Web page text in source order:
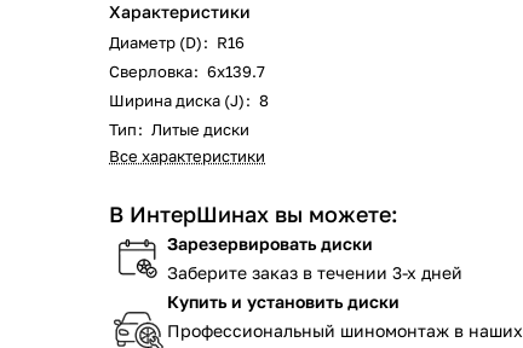
Характеристики
Диаметр (D): R16
Сверловка: 6х139.7
Ширина диска (J): 8
Тип: Литые диски
Все характеристики
В ИнтерШинах вы можете:
Зарезервировать диски
Заберите заказ в течении 3-х дней
Купить и установить диски
Профессиональный шиномонтаж в наших